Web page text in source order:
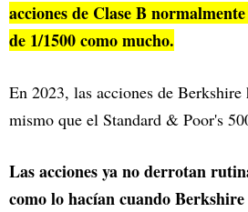
acciones de Clase B
de 1/1500 como mucho.
En 2023, las acciones de
mismo que el Standard & Poor's
Las acciones ya no derrotan
como lo hacían cuando